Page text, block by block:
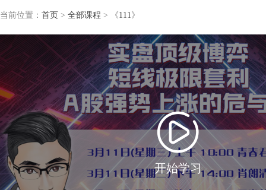
当前位置： 首页 > 全部课程 > 《111 》
开始学习